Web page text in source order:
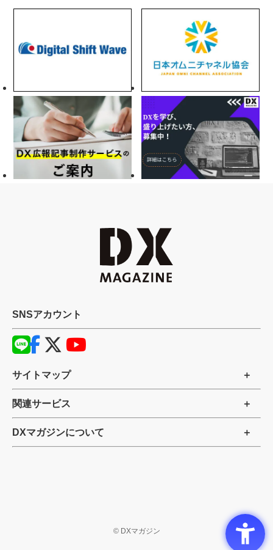
SNSアカウント
サイトマップ
関連サービス
DXマガジンについて
©DXマガジン